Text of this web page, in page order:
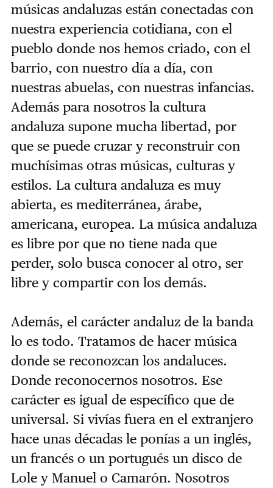
músicas andaluzas están conectadas con
nuestra experiencia cotidiana, con el
pueblo donde nos hemos criado, con el
barrio, con nuestro día a día, con
nuestras abuelas, con nuestras infancias.
Además para nosotros la cultura
andaluza supone mucha libertad, por
que se puede cruzar y reconstruir con
muchísimas otras músicas, culturas y
estilos. La cultura andaluza es muy
abierta, es mediterránea, árabe,
americana, europea. La música andaluza
es libre por que no tiene nada que
perder, solo busca conocer al otro, ser
libre y compartir con los demás.
Además, el carácter andaluz de la banda
lo es todo. Tratamos de hacer música
donde se reconozcan los andaluces.
Donde reconocernos nosotros. Ese
carácter es igual de específico que de
universal. Si vivías fuera en el extranjero
hace unas décadas le ponías a un inglés,
un francés o un portugués un disco de
Lole y Manuel o Camarón. Nosotros